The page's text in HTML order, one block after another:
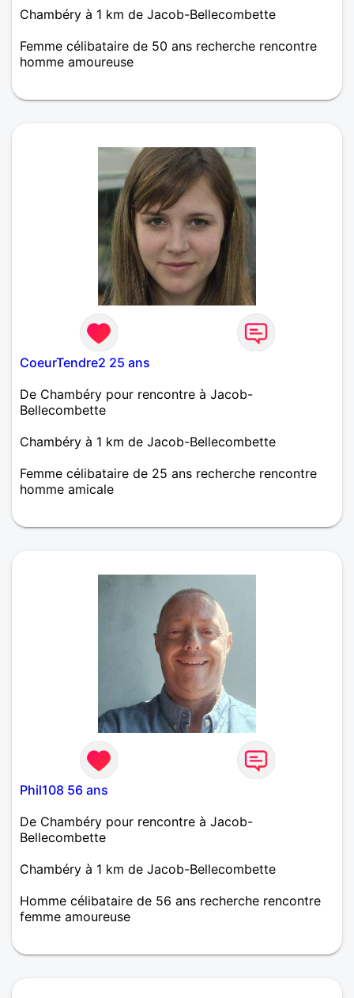
Chambéry à 1 km de Jacob-Bellecombette
Femme célibataire de 50 ans recherche rencontre
homme amoureuse
tentons de faire connaissance et faire de belles
CoeurTendre2 25 ans
De Chambéry pour rencontre à Jacob-
Bellecombette
Chambéry à 1 km de Jacob-Bellecombette
Femme célibataire de 25 ans recherche rencontre
homme amicale
une jeune femme sympa agréable à discuter, pour
Phil108 56 ans
De Chambéry pour rencontre à Jacob-
Bellecombette
Chambéry à 1 km de Jacob-Bellecombette
Homme célibataire de 56 ans recherche rencontre
femme amoureuse
basée sur la confiance et le respect. Il n'est jamais